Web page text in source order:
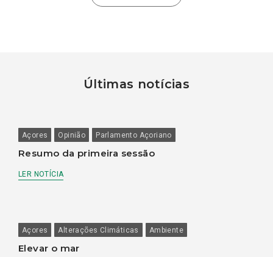
Últimas notícias
Açores Opinião Parlamento Açoriano
Resumo da primeira sessão
LER NOTÍCIA
Açores Alterações Climáticas Ambiente
Elevar o mar